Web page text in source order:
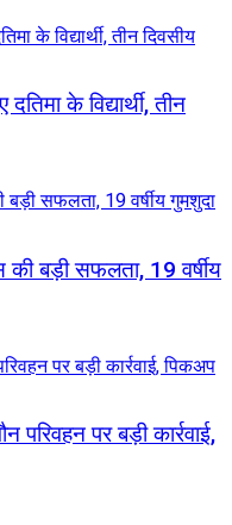
के विद्यार्थी, तीन
बड़ी सफलता, 19 वर्षीय
परिवहन पर बड़ी कार्रवाई,